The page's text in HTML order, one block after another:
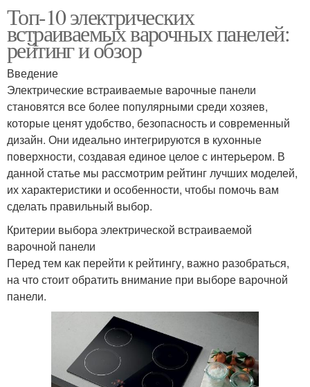
Топ-10 электрических
встраиваемых варочных панелей:
рейтинг и обзор
Введение
Электрические встраиваемые варочные панели
становятся все более популярными среди хозяев,
которые ценят удобство, безопасность и современный
дизайн. Они идеально интегрируются в кухонные
поверхности, создавая единое целое с интерьером. В
данной статье мы рассмотрим рейтинг лучших моделей,
их характеристики и особенности, чтобы помочь вам
сделать правильный выбор.
Критерии выбора электрической встраиваемой
варочной панели
Перед тем как перейти к рейтингу, важно разобраться,
на что стоит обратить внимание при выборе варочной
панели.